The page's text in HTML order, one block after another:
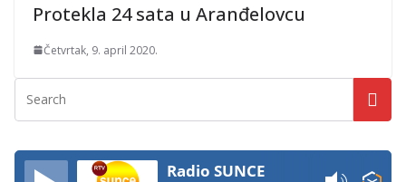
Protekla 24 sata u Aranđelovcu
Četvrtak, 9. april 2020.
Radio SUNCE